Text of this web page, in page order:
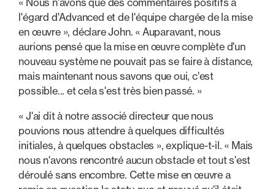
« Nous n'avons que des commentaires positifs à
l'égard d'Advanced et de l'équipe chargée de la mise
en œuvre », déclare John. « Auparavant, nous
aurions pensé que la mise en œuvre complète d'un
nouveau système ne pouvait pas se faire à distance,
mais maintenant nous savons que oui, c'est
possible... et cela s'est très bien passé. »
« J'ai dit à notre associé directeur que nous
pouvions nous attendre à quelques difficultés
initiales, à quelques obstacles », explique-t-il. « Mais
nous n'avons rencontré aucun obstacle et tout s'est
déroulé sans encombre. Cette mise en œuvre a